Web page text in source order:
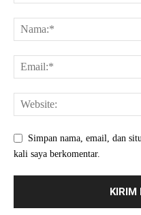
Simpan nama, email, dan
kali saya berkomentar.